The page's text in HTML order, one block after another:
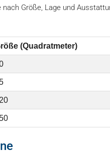
Größe, Lage und
(Quadratmeter)